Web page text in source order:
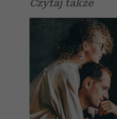
Czytaj także